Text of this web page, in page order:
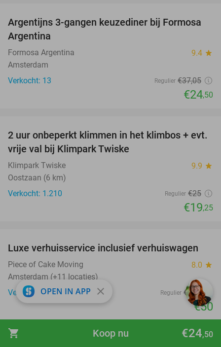
shopping_cart €24,50
Koop nu
34%
Argentijns 3-gangen keuzediner bij Formosa
Argentina
Formosa Argentina 9.4 star
Amsterdam
Verkocht: 13
Regulier €37,05
€24,50
23%
2 uur onbeperkt klimmen in het klimbos + evt.
vrije val bij Klimpark Twiske
Klimpark Twiske 9.9 star
Oostzaan (6 km)
Verkocht: 1.210
Regulier €25
€19,25
83%
Luxe verhuisservice inclusief verhuiswagen
Piece of Cake Moving 8.0 star
Amsterdam (+11 locaties)
Verkocht: 258
Regulier €300
€50
favorite_border
OPEN IN APP close